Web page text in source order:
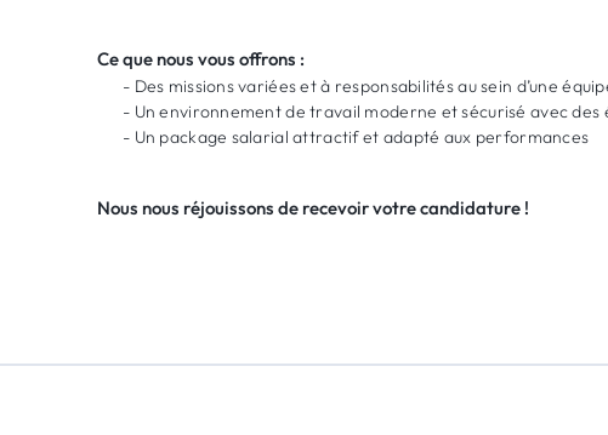
Ce que nous vous offrons :
- Des missions variées et à responsabilités au sein d’une
- Un environnement de travail moderne et sécurisé avec des
- Un package salarial attractif et adapté aux performances
Nous nous réjouissons de recevoir votre candidature !